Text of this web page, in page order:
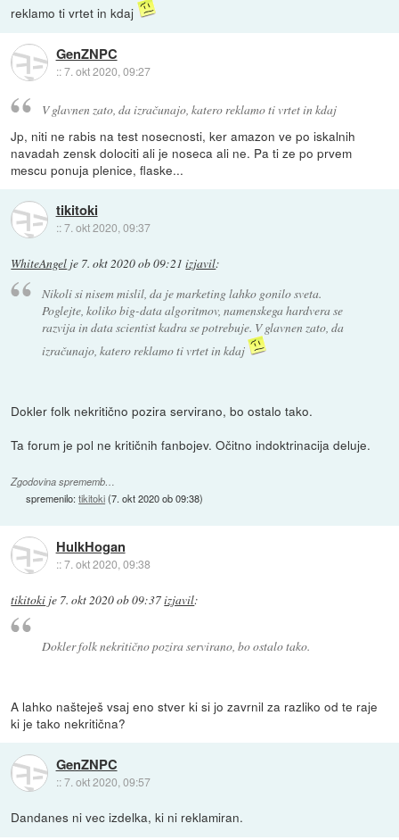
reklamo ti vrtet in kdaj
GenZNPC
::7. okt 2020, 09:27
V glavnen zato, da izračunajo, katero reklamo ti vrtet in kdaj
Jp, niti ne rabis na test nosecnosti, ker amazon ve po iskalnih
navadah zensk dolociti ali je noseca ali ne. Pa ti ze po prvem
mescu ponuja plenice, flaske...
tikitoki
::7. okt 2020, 09:37
WhiteAngel je 7. okt 2020 ob 09:21 izjavil:
Nikoli si nisem mislil, da je marketing lahko gonilo sveta.
Poglejte, koliko big-data algoritmov, namenskega hardvera se
razvija in data scientist kadra se potrebuje. V glavnen zato, da
izračunajo, katero reklamo ti vrtet in kdaj
Dokler folk nekritično pozira servirano, bo ostalo tako.
Ta forum je pol ne kritičnih fanbojev. Očitno indoktrinacija deluje.
Zgodovina sprememb…
spremenilo:tikitoki(7. okt 2020 ob 09:38)
HulkHogan
::7. okt 2020, 09:38
tikitoki je 7. okt 2020 ob 09:37izjavil:
Dokler folk nekritično pozira servirano, bo ostalo tako.
A lahko našteješ vsaj eno stver ki si jo zavrnil za razliko od te raje
ki je tako nekritična?
GenZNPC
::7. okt 2020, 09:57
Dandanes ni vec izdelka, ki ni reklamiran.